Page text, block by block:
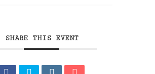
SHARE THIS EVENT